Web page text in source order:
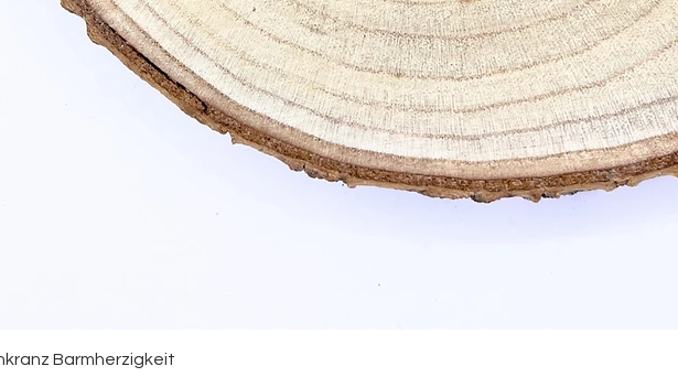
Barmherzigkeit